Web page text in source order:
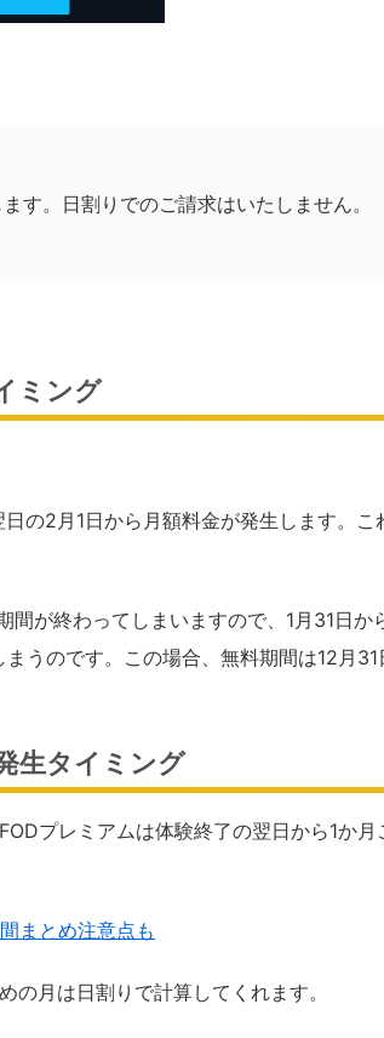
す。日割りでのご請求はいたしません。
ミング
の2月1日から月額料金が発生します。こ
が終わってしまいますので、1月31日か
うのです。この場合、無料期間は12月31
生タイミング
プレミアムは体験終了の翌日から1か月
まとめ注意点も
月は日割りで計算してくれます。